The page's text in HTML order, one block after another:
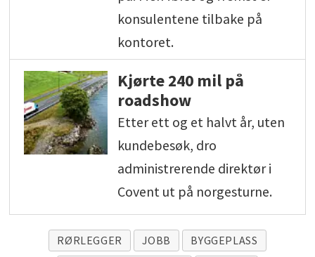
konsulentene tilbake på
kontoret.
Kjørte 240 mil på
roadshow
Etter ett og et halvt år, uten
kundebesøk, dro
administrerende direktør i
Covent ut på norgesturne.
RØRLEGGER JOBB
BYGGEPLASS